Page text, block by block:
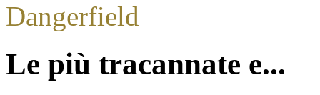
Dangerfield
Le più tracannate e...